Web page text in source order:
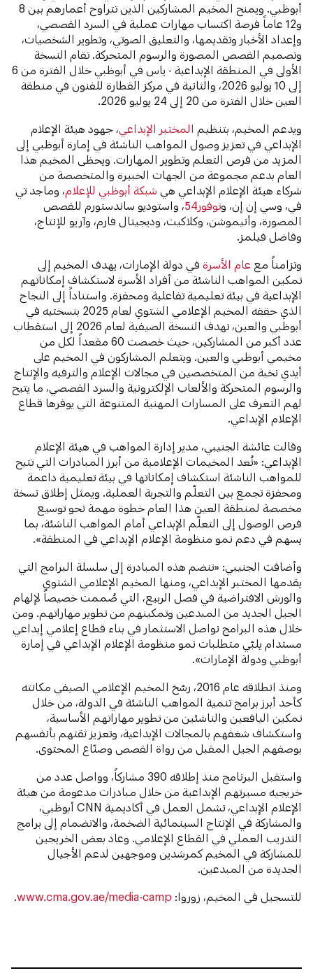
أبوظبي. ويمنح المخيم المشاركين الذين تتراوح أعمارهم بين 8
و12 عاماً فرصة اكتساب مهارات عملية في السرد القصصي،
وإعداد الأخبار وتقديمها، والتعليق الصوتي، وتطوير الشخصيات،
وتصميم القصص المصورة والرسوم المتحركة. تقام النسخة
الأولى في المنطقة الإبداعية - ياس في أبوظبي خلال الفترة من 6
إلى 10 يوليو 2026، والثانية في مركز القطارة للفنون في منطقة
العين خلال الفترة من 20 إلى 24 يوليو 2026.
ويدعم المخيم، بتنظيم المختبر الإبداعي ، جهود هيئة الإعلام
الإبداعي في تعزيز وصول المواهب الناشئة في إمارة أبوظبي إلى
المزيد من فرص التعلم وتطوير المهارات. ويحظى المخيم هذا
العام بدعم مجموعة من الجهات الخبيرة والمتخصصة من
شركاء هيئة الإعلام الإبداعي هي شبكة أبوظبي للإعلام، وماجد تي
في، وسي إن إن، وتوفور54
، واستوديو ساندستورم للقصص
المصورة، وأنيموشن، وكلاكيت، وديجيتال فارم، وآريو للإنتاج،
وفاضل فيلمز.
وتزامناً مع عام الأسرةفي دولة الإمارات، يهدف المخيم إلى
تمكين المواهب الناشئة من أفراد الأسرة لاستكشاف إمكاناتهم
الإبداعية في بيئة تعليمية تفاعلية ومحفزة. واستناداً إلى النجاح
الذي حققه المخيم الإعلامي الشتوي لعام 2025 بنسختيه في
أبوظبي والعين، تهدف النسخة الصيفية لعام 2026 إلى استقطاب
عدد أكبر من المشاركين، حيث خصصت 60 مقعداً لكل من
مخيمي أبوظبي والعين. ويتعلم المشاركون في المخيم على
أيدي نخبة من المتخصصين في مجالات الإعلام والترفيه والإنتاج
والرسوم المتحركة والألعاب الإلكترونية والسرد القصصي، ما يتيح
لهم التعرف على المسارات المهنية المتنوعة التي يوفرها قطاع
الإعلام الإبداعي.
وقالت عائشة الجنيبي، مدير إدارة المواهب في هيئة الإعلام
الإبداعي: «تُعد المخيمات الإعلامية من أبرز المبادرات التي تتيح
للمواهب الناشئة استكشاف إمكاناتها في بيئة تعليمية داعمة
ومحفزة تجمع بين التعلّم والتجربة العملية. ويمثل إطلاق نسخة
مخصصة لمنطقة العين هذا العام خطوة مهمة نحو توسيع
فرص الوصول إلى التعلّم الإبداعي أمام المواهب الناشئة، بما
يسهم في دعم نمو منظومة الإعلام الإبداعي في المنطقة».
وأضافت الجنيبي: «تنضم هذه المبادرة إلى سلسلة البرامج التي
يقدمها المختبر الإبداعي، ومنها المخيم الإعلامي الشتوي
والورش الافتراضية في فصل الربيع، التي صُممت خصيصاً لإلهام
الجيل الجديد من المبدعين وتمكينهم من تطوير مهاراتهم. ومن
خلال هذه البرامج نواصل الاستثمار في بناء قطاع إعلامي إبداعي
مستدام يلبّي متطلبات نمو منظومة الإعلام الإبداعي في إمارة
أبوظبي ودولة الإمارات».
ومنذ انطلاقه عام 2016، رسّخ المخيم الإعلامي الصيفي مكانته
كأحد أبرز برامج تنمية المواهب الناشئة في الدولة، من خلال
تمكين اليافعين والناشئين من تطوير مهاراتهم الأساسية،
واستكشاف شغفهم بالمجالات الإبداعية، وتعزيز ثقتهم بأنفسهم
بوصفهم الجيل المقبل من رواة القصص وصنّاع المحتوى.
واستقبل البرنامج منذ إطلاقه 390 مشاركاً، وواصل عدد من
خريجيه مسيرتهم الإبداعية من خلال مبادرات مدعومة من هيئة
الإعلام الإبداعي، تشمل العمل في أكاديمية CNN أبوظبي،
والمشاركة في الإنتاج السينمائية الضخمة، والانضمام إلى برامج
التدريب العملي في القطاع الإعلامي. وعاد بعض الخريجين
للمشاركة في المخيم كمرشدين وموجهين لدعم الأجيال
الجديدة من المبدعين.
للتسجيل في المخيم، زوروا: www.cma.gov.ae/media-camp
.